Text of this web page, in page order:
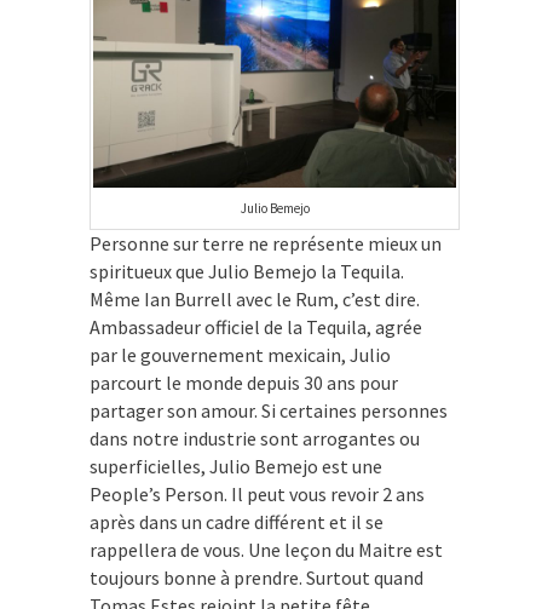
Julio Bemejo
Personne sur terre ne représente mieux un
spiritueux que Julio Bemejo la Tequila.
Même Ian Burrell avec le Rum, c’est dire.
Ambassadeur officiel de la Tequila, agrée
par le gouvernement mexicain, Julio
parcourt le monde depuis 30 ans pour
partager son amour. Si certaines personnes
dans notre industrie sont arrogantes ou
superficielles, Julio Bemejo est une
People’s Person. Il peut vous revoir 2 ans
après dans un cadre différent et il se
rappellera de vous. Une leçon du Maitre est
toujours bonne à prendre. Surtout quand